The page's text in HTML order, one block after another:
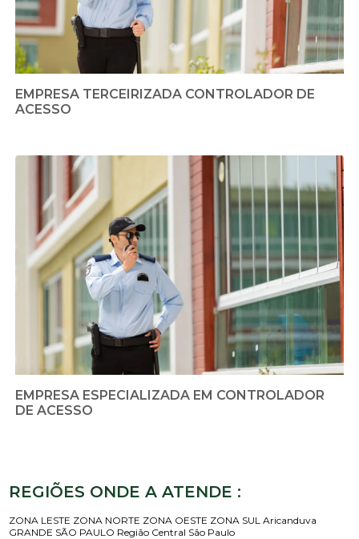
EMPRESA TERCEIRIZADA CONTROLADOR DE
ACESSO
EMPRESA ESPECIALIZADA EM CONTROLADOR
DE ACESSO
REGIÕES ONDE A ATENDE :
ZONA LESTE ZONA NORTE ZONA OESTE ZONA SUL Aricanduva
GRANDE SÃO PAULO Região Central São Paulo